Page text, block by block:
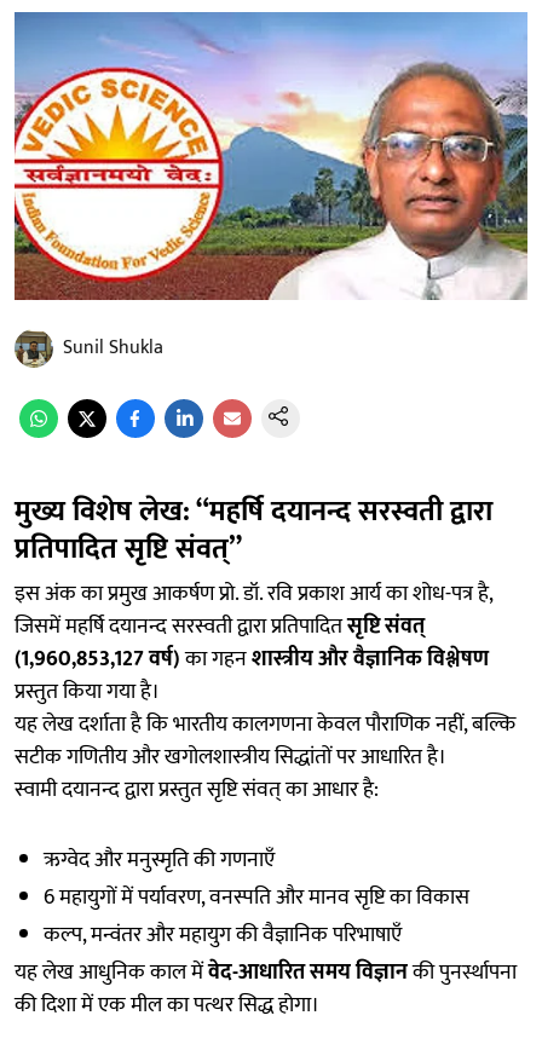
Sunil Shukla
मुख्य विशेष लेख: “महर्षि दयानन्द सरस्वती द्वारा
प्रतिपादित सृष्टि संवत्”
इस अंक का प्रमुख आकर्षण प्रो. डॉ. रवि प्रकाश आर्य का शोध-पत्र है,
जिसमें महर्षि दयानन्द सरस्वती द्वारा प्रतिपादितसृष्टि संवत्
(1,960,853,127 वर्ष)का गहनशास्त्रीय और वैज्ञानिक विश्लेषण
प्रस्तुत किया गया है।
यह लेख दर्शाता है कि भारतीय कालगणना केवल पौराणिक नहीं, बल्कि
सटीक गणितीय और खगोलशास्त्रीय सिद्धांतों पर आधारित है।
स्वामी दयानन्द द्वारा प्रस्तुत सृष्टि संवत् का आधार है:
ऋग्वेद और मनुस्मृति की गणनाएँ
6 महायुगों में पर्यावरण, वनस्पति और मानव सृष्टि का विकास
कल्प, मन्वंतर और महायुग की वैज्ञानिक परिभाषाएँ
यह लेख आधुनिक काल मेंवेद-आधारित समय विज्ञानकी पुनर्स्थापना
की दिशा में एक मील का पत्थर सिद्ध होगा।